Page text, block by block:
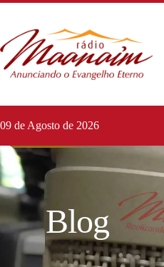
09 de Agosto de 2026
Blog